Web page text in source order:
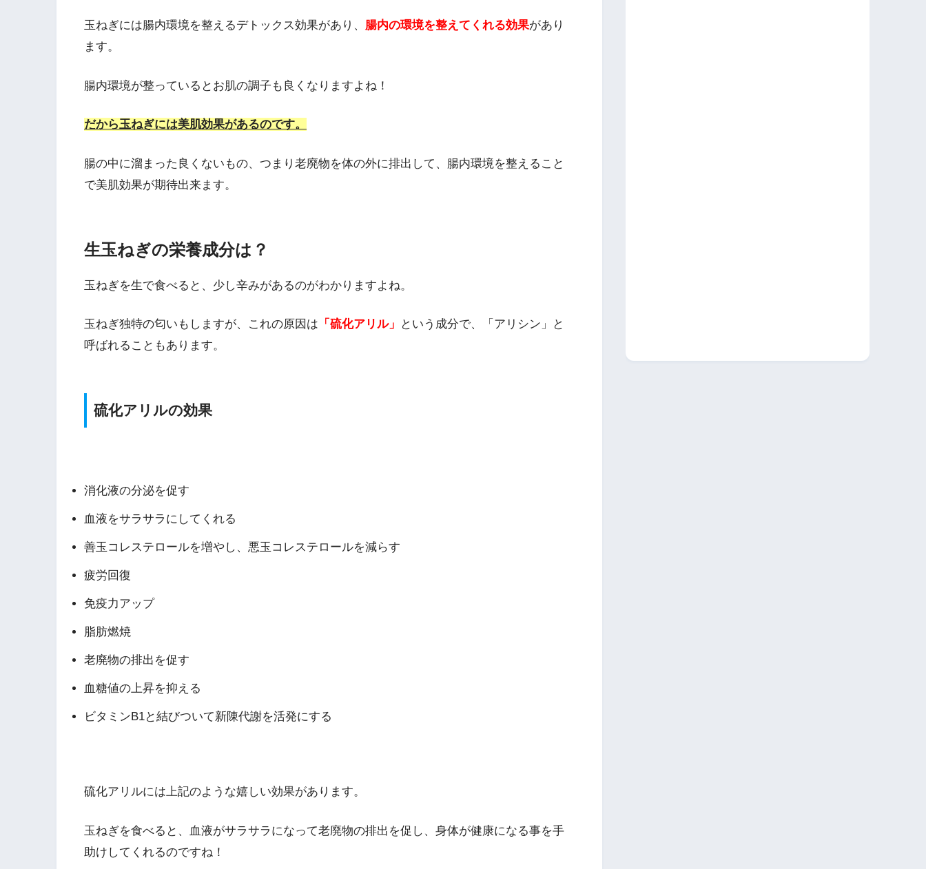
玉ねぎには腸内環境を整えるデトックス効果があり、 腸内の環境を整えてくれる効果があり
ます。
腸内環境が整っているとお肌の調子も良くなりますよね！
だから玉ねぎには美肌効果があるのです。
腸の中に溜まった良くないもの、つまり老廃物を体の外に排出して、腸内環境を整えること
で美肌効果が期待出来ます。
生玉ねぎの栄養成分は？
玉ねぎを生で食べると、少し辛みがあるのがわかりますよね。
玉ねぎ独特の匂いもしますが、これの原因は 「硫化アリル」
という成分で、「アリシン」と
呼ばれることもあります。
硫化アリルの効果
消化液の分泌を促す
血液をサラサラにしてくれる
善玉コレステロールを増やし、悪玉コレステロールを減らす
疲労回復
免疫力アップ
脂肪燃焼
老廃物の排出を促す
血糖値の上昇を抑える
ビタミンB1と結びついて新陳代謝を活発にする
硫化アリルには上記のような嬉しい効果があります。
玉ねぎを食べると、血液がサラサラになって老廃物の排出を促し、身体が健康になる事を手
助けしてくれるのですね！